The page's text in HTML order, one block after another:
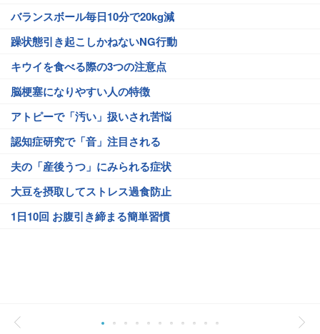
バランスボール毎日10分で20kg減
躁状態引き起こしかねないNG行動
キウイを食べる際の3つの注意点
脳梗塞になりやすい人の特徴
アトピーで「汚い」扱いされ苦悩
認知症研究で「音」注目される
夫の「産後うつ」にみられる症状
大豆を摂取してストレス過食防止
1日10回 お腹引き締まる簡単習慣